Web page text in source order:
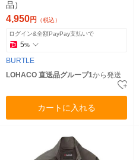
品）
4,950円 （税込）
ログイン&全額PayPay支払いで
5%
BURTLE
LOHACO 直送品グループ1から発送
カートに入れる